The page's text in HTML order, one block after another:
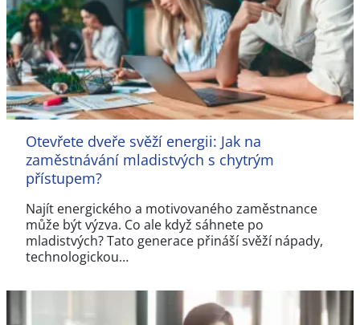
Otevřete dveře svěží energii: Jak na
zaměstnávání mladistvých s chytrým
přístupem?
Najít energického a motivovaného zaměstnance
může být výzva. Co ale když sáhnete po
mladistvých? Tato generace přináší svěží nápady,
technologickou…